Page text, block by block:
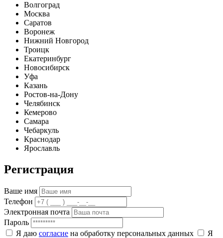
Волгоград
Москва
Саратов
Воронеж
Нижний Новгород
Троицк
Екатеринбург
Новосибирск
Уфа
Казань
Ростов-на-Дону
Челябинск
Кемерово
Самара
Чебаркуль
Краснодар
Ярославль
Регистрация
Ваше имя
Телефон
Электронная почта
Пароль
Я даю согласие на обработку персональных данных
Я